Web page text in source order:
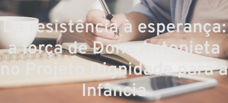
Da resistência à esperança:
a força de Dona Antonieta
no Projeto Dignidade para a
Infância